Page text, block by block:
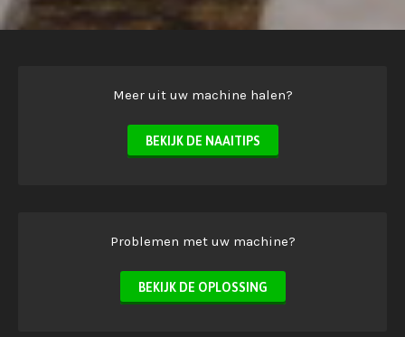
Meer uit uw machine halen?
BEKIJK DE NAAITIPS
Problemen met uw machine?
BEKIJK DE OPLOSSING